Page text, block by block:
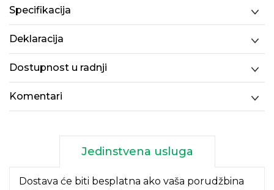
Specifikacija
Deklaracija
Dostupnost u radnji
Komentari
Jedinstvena usluga
Dostava će biti besplatna ako vaša porudžbina